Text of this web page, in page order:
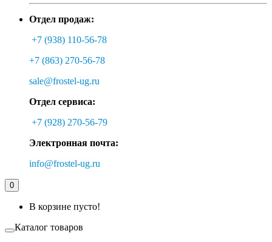
Отдел продаж:
+7 (938) 110-56-78
+7 (863) 270-56-78
sale@frostel-ug.ru
Отдел сервиса:
+7 (928) 270-56-79
Электронная почта:
info@frostel-ug.ru
0
В корзине пусто!
Каталог товаров